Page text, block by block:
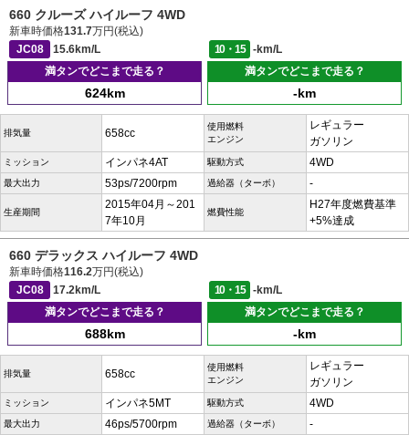
660 クルーズ ハイルーフ 4WD
新車時価格131.7万円(税込)
JC08
15.6km/L 10・15
-km/L
満タンでどこまで走る？
624km
満タンでどこまで走る？
-km
排気量 658cc
使用燃料
エンジン
レギュラー
ガソリン
ミッション インパネ4AT 駆動方式 4WD
最大出力 53ps/7200rpm 過給器（ターボ） -
生産期間
2015年04月～201
7年10月
燃費性能
H27年度燃費基準
+5%達成
660 デラックス ハイルーフ 4WD
新車時価格116.2万円(税込)
JC08
17.2km/L 10・15
-km/L
満タンでどこまで走る？
688km
満タンでどこまで走る？
-km
排気量 658cc
使用燃料
エンジン
レギュラー
ガソリン
ミッション インパネ5MT 駆動方式 4WD
最大出力 46ps/5700rpm 過給器（ターボ） -